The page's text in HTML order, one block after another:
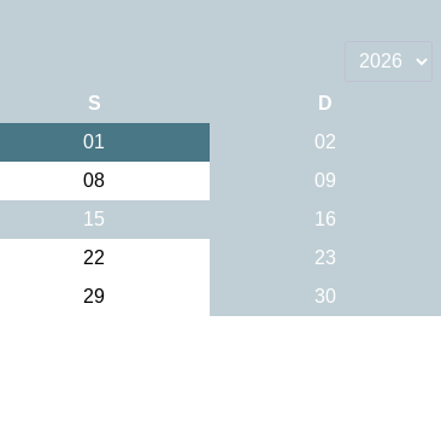
S
D
01
02
08
09
15
16
22
23
29
30